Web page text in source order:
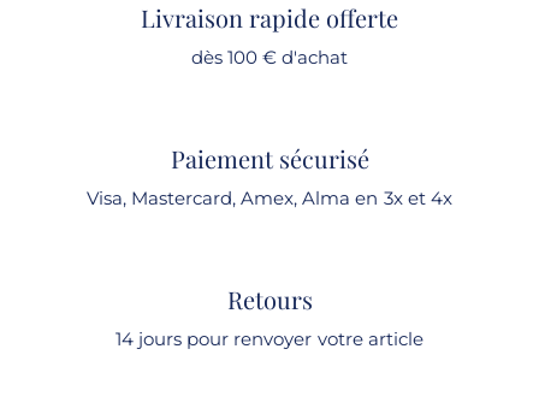
Livraison rapide offerte
dès 100 € d'achat
Paiement sécurisé
Visa, Mastercard, Amex, Alma en 3x et 4x
Retours
14 jours pour renvoyer votre article